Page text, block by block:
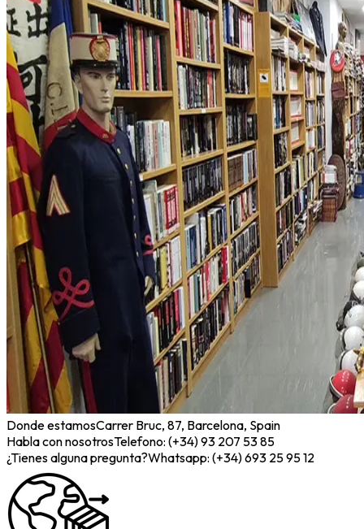
Donde estamosCarrer Bruc, 87, Barcelona, Spain
Habla con nosotrosTelefono: (+34) 93 207 53 85
¿Tienes alguna pregunta?Whatsapp: (+34) 693 25 95 12